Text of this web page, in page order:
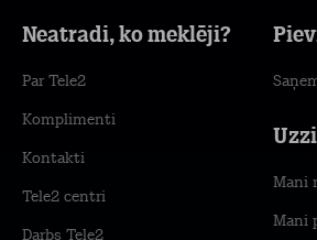
Neatradi, ko meklēji?
Par Tele2
Komplimenti
Kontakti
Tele2 centri
Darbs Tele2
Mani
Mani